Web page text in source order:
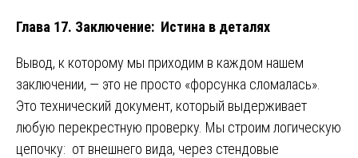
Глава 17. Заключение: Истина в деталях
Вывод, к которому мы приходим в каждом нашем
заключении, — это не просто «форсунка сломалась».
Это технический документ, который выдерживает
любую перекрестную проверку. Мы строим логическую
цепочку: от внешнего вида, через стендовые